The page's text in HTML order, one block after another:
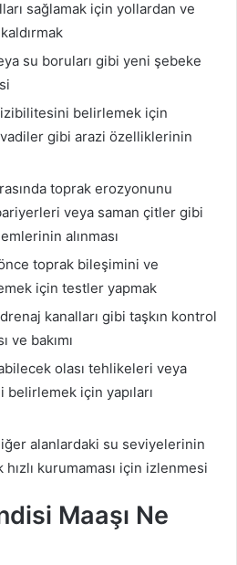
sağlamak için yollardan ve
su boruları gibi yeni şebeke
belirlemek için
gibi arazi özelliklerinin
toprak erozyonunu
veya saman çitler gibi
alınması
toprak bileşimini ve
için testler yapmak
kanalları gibi taşkın kontrol
ve bakımı
olası tehlikeleri veya
için yapıları
alanlardaki su seviyelerinin
hızlı kurumaması için izlenmesi
Maaşı Ne